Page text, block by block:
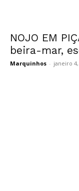
NOJO EM
beira-mar,
Marquinhos - janeiro 4,